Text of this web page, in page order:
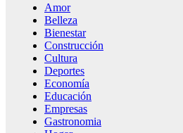
Amor
Belleza
Bienestar
Construcción
Cultura
Deportes
Economía
Educación
Empresas
Gastronomia